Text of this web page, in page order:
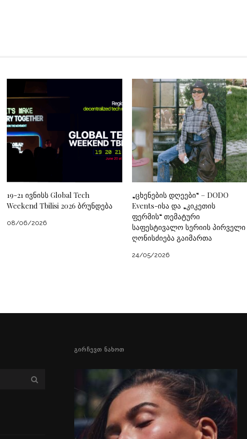
19-21 ივნისს Global Tech
Weekend Tbilisi 2026 ბრუნდება
08/06/2026
„ცხენების დღეები“ – DODO
Events-ისა და „კიკეთის
ფერმის“ თემატური
საფესტივალო სერიის პირველი
ღონისძიება გაიმართა
24/05/2026
ᲒᲘᲠᲩᲔᲕᲗ ᲜᲐᲮᲝᲗ